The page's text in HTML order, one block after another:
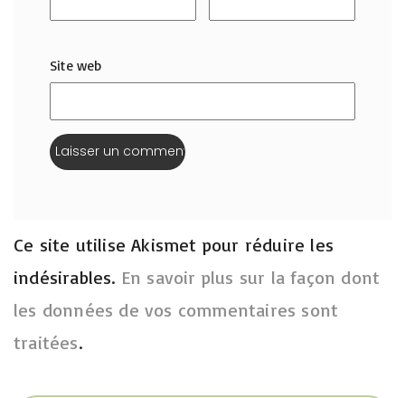
Site web
Ce site utilise Akismet pour réduire les
indésirables. En savoir plus sur la façon dont
les données de vos commentaires sont
traitées.